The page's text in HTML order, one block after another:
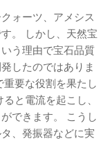
ォーツ、アメシス
。 しかし、天然宝
う理由で宝石品質
したのではありま
要な役割を果たし
と電流を起こし、
できます。 こうし
、発振器などに実